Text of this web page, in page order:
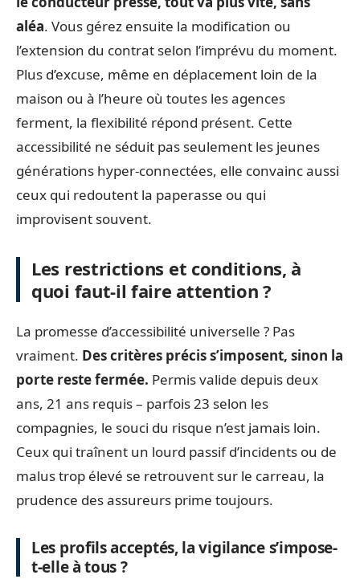
aléa. Vous gérez ensuite la modification ou
l’extension du contrat selon l’imprévu du moment.
Plus d’excuse, même en déplacement loin de la
maison ou à l’heure où toutes les agences
ferment, la flexibilité répond présent. Cette
accessibilité ne séduit pas seulement les jeunes
générations hyper-connectées, elle convainc aussi
ceux qui redoutent la paperasse ou qui
improvisent souvent.
Les restrictions et conditions, à
quoi faut-il faire attention ?
La promesse d’accessibilité universelle ? Pas
vraiment. Des critères précis s’imposent, sinon la
porte reste fermée. Permis valide depuis deux
ans, 21 ans requis – parfois 23 selon les
compagnies, le souci du risque n’est jamais loin.
Ceux qui traînent un lourd passif d’incidents ou de
malus trop élevé se retrouvent sur le carreau, la
prudence des assureurs prime toujours.
Les profils acceptés, la vigilance s’impose-
t-elle à tous ?